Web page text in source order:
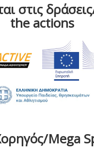
στις
the actions
Mega